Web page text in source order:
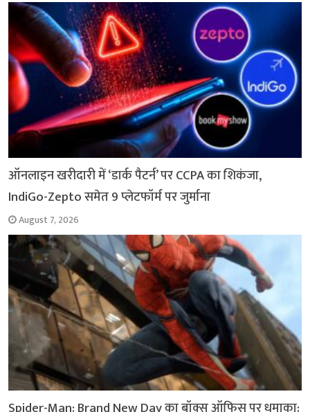
ऑनलाइन खरीदारी में ‘डार्क पैटर्न’ पर CCPA का शिकंजा,
IndiGo-Zepto समेत 9 प्लेटफॉर्म पर जुर्माना
August 7, 2026